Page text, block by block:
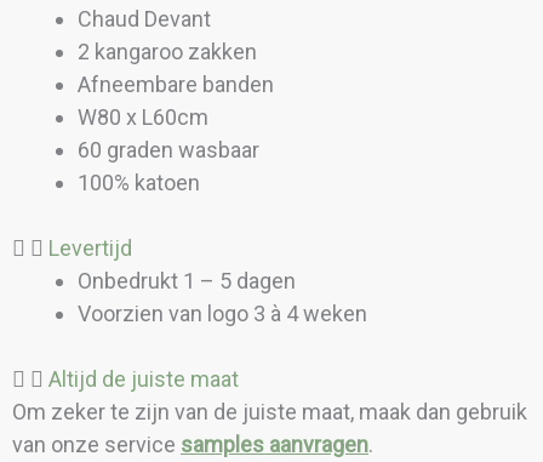
Chaud Devant
2 kangaroo zakken
Afneembare banden
W80 x L60cm
60 graden wasbaar
100% katoen
Levertijd
Onbedrukt 1 – 5 dagen
Voorzien van logo 3 à 4 weken
Altijd de juiste maat
Om zeker te zijn van de juiste maat, maak dan gebruik
van onze service samples aanvragen.